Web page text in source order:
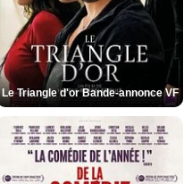
Le Triangle d'or Bande-annonce VF